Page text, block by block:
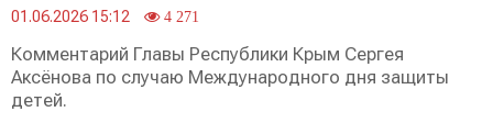
01.06.2026 15:12 4 271
Комментарий Главы Республики Крым Сергея
Аксёнова по случаю Международного дня защиты
детей.